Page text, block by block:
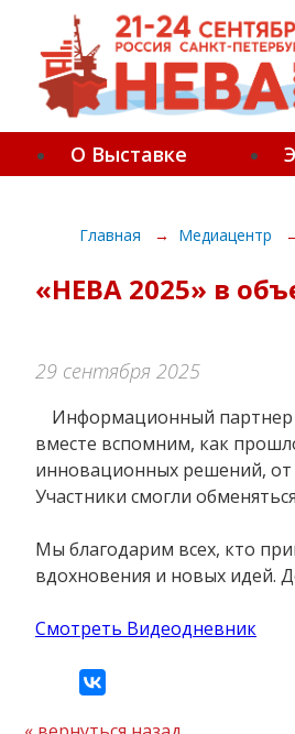
О Выставке
Главная Медиацентр
«НЕВА 2025» в
29 сентября 2025
Информационный партнер выставки MillPress поделился итогами прошедшей «НЕВЫ 2025». Давайте еще раз
вместе вспомним, как
инновационных решений, от
Участники смогли
Мы благодарим всех, кто
вдохновения и новых идей.
Смотреть Видеодневник